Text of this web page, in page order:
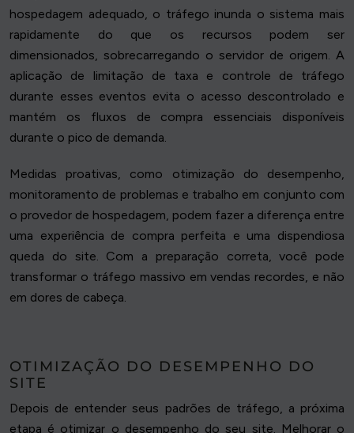
hospedagem adequado, o tráfego inunda o sistema mais
rapidamente do que os recursos podem ser
dimensionados, sobrecarregando o servidor de origem. A
aplicação de limitação de taxa e controle de tráfego
durante esses eventos evita o acesso descontrolado e
mantém os fluxos de compra essenciais disponíveis
durante o pico de demanda.
Medidas proativas, como otimização do desempenho,
monitoramento de problemas e trabalho em conjunto com
o provedor de hospedagem, podem fazer a diferença entre
uma experiência de compra perfeita e uma dispendiosa
queda do site. Com a preparação correta, você pode
transformar o tráfego massivo em vendas recordes, e não
em dores de cabeça.
OTIMIZAÇÃO DO DESEMPENHO DO
SITE
Depois de entender seus padrões de tráfego, a próxima
etapa é otimizar o desempenho do seu site. Melhorar o